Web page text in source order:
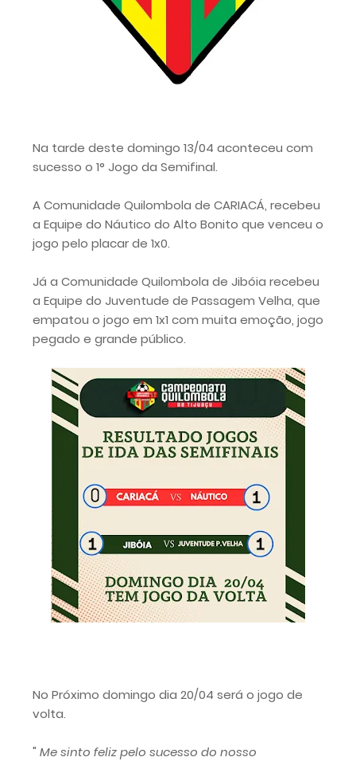
Na tarde deste domingo 13/04 aconteceu com
sucesso o 1° Jogo da Semifinal.
A Comunidade Quilombola de CARIACÁ, recebeu
a Equipe do Náutico do Alto Bonito que venceu o
jogo pelo placar de 1x0.
Já a Comunidade Quilombola de Jibóia recebeu
a Equipe do Juventude de Passagem Velha, que
empatou o jogo em 1x1 com muita emoção, jogo
pegado e grande público.
No Próximo domingo dia 20/04 será o jogo de
volta.
" Me sinto feliz pelo sucesso do nosso